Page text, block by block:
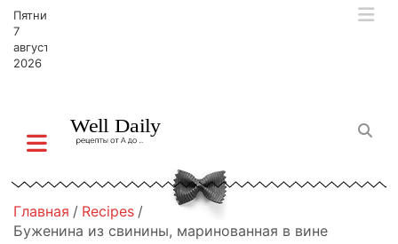
Пятница,
7
августа,
2026
Главная
Recipes
Буженина из свинины, маринованная в вине